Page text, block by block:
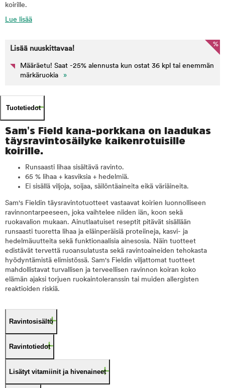
koirille.
Lue lisää
%
Lisää nuuskittavaa!
Määräetu! Saat -25% alennusta kun ostat 36 kpl tai enemmän
märkäruokia
»
Tuotetiedot
Sam's Field kana-porkkana on laadukas
täysravintosäilyke kaikenrotuisille
koirille.
Runsaasti lihaa sisältävä ravinto.
65 % lihaa + kasviksia + hedelmiä.
Ei sisällä viljoja, soijaa, säilöntäaineita eikä väriäineita.
Sam's Fieldin täysravintotuotteet vastaavat koirien luonnolliseen
ravinnontarpeeseen, joka vaihtelee niiden iän, koon sekä
ruokavalion mukaan. Ainutlaatuiset reseptit pitävät sisällään
runsaasti tuoretta lihaa ja eläinperäisiä proteiineja, kasvi- ja
hedelmäuutteita sekä funktionaalisia ainesosia. Näin tuotteet
edistävät tervettä ruoansulatusta sekä ravintoaineiden tehokasta
hyödyntämistä elimistössä. Sam's Fieldin viljattomat tuotteet
mahdollistavat turvallisen ja terveellisen ravinnon koiran koko
elämän ajaksi torjuen ruokaintoleranssin tai muiden allergisten
reaktioiden riskiä.
Ravintosisältö
Ravintotiedot
Lisätyt vitamiinit ja hivenaineet